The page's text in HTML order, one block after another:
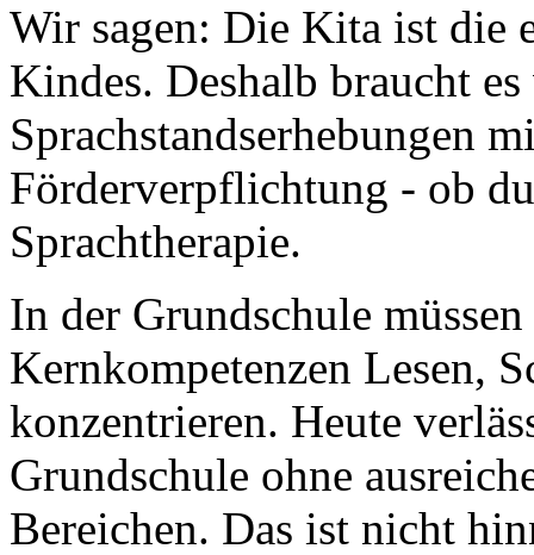
Wir sagen: Die Kita ist die
Kindes. Deshalb braucht
Sprachstandserhebungen
Förderverpflichtung - ob
Sprachtherapie.
In der Grundschule
Kernkompetenzen Lesen,
konzentrieren. Heute
Grundschule ohne
Bereichen. Das ist nicht